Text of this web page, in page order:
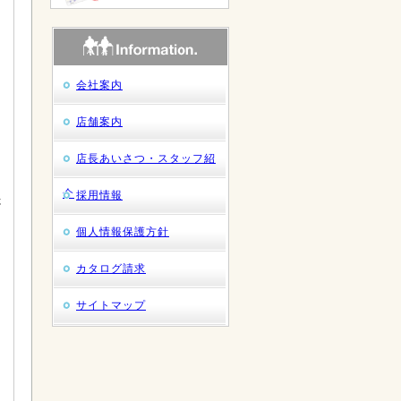
会社案内
店舗案内
店長あいさつ・スタッフ紹
介 採用情報
個人情報保護方針
カタログ請求
サイトマップ